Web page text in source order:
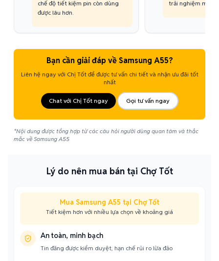
chế độ tiết kiệm pin còn dùng
được lâu hơn.
trải nghiệm mượt
Bạn cần giải đáp về Samsung A55?
Liên hệ ngay với Chị Tốt để được tư vấn chi tiết và nhận ưu đãi tốt
nhất
Chat với Chị Tốt ngay Gọi tư vấn ngay
*Nội dung được tổng hợp từ các câu hỏi người dùng quan tâm và thắc
mắc về Samsung A55
Lý do nên mua bán tại Chợ Tốt
Mua Samsung A55 tại Chợ Tốt
Tiết kiệm hơn với nhiều lựa chọn về khoảng giá
An toàn, minh bạch
Tin đăng được kiểm duyệt, hạn chế rủi ro lừa đảo